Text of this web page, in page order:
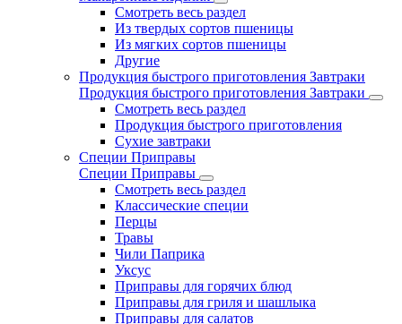
Смотреть весь раздел
Из твердых сортов пшеницы
Из мягких сортов пшеницы
Другие
Продукция быстрого приготовления Завтраки
Продукция быстрого приготовления Завтраки
Смотреть весь раздел
Продукция быстрого приготовления
Сухие завтраки
Специи Приправы
Специи Приправы
Смотреть весь раздел
Классические специи
Перцы
Травы
Чили Паприка
Уксус
Приправы для горячих блюд
Приправы для гриля и шашлыка
Приправы для салатов